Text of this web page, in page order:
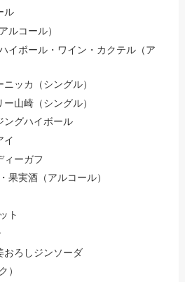
ル
ルコール）
イボール・ワイン・カクテル（ア
ニッカ（シングル）
ー山崎（シングル）
ングハイボール
イ
ィーガフ
果実酒（アルコール）
ト
おろしジンソーダ
）